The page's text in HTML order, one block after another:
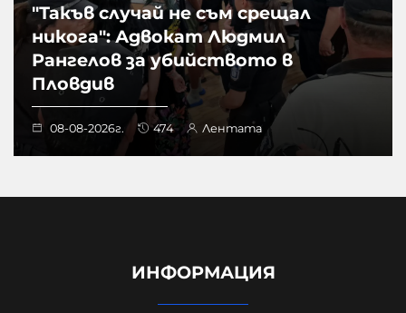
"Такъв случай не съм срещал
никога": Адвокат Людмил
Рангелов за убийството в
Пловдив
08-08-2026г. 474 Лентата
ИНФОРМАЦИЯ